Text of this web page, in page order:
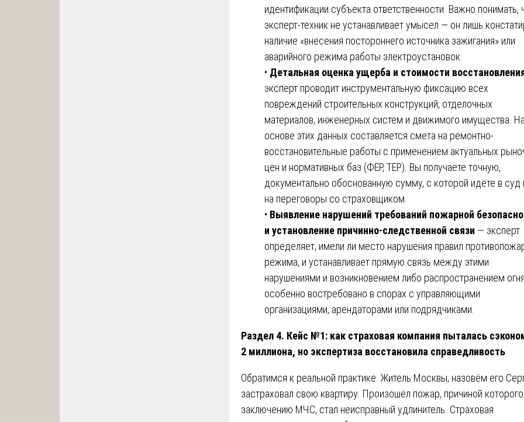
идентификации субъекта ответственности. Важно понимать,
эксперт-техник не устанавливает умысел — он лишь
наличие «внесения постороннего источника зажигания» или
аварийного режима работы электроустановок.
• Детальная оценка ущерба и стоимости
эксперт проводит инструментальную фиксацию всех
повреждений строительных конструкций, отделочных
материалов, инженерных систем и движимого имущества. На
основе этих данных составляется смета на ремонтно-
восстановительные работы с применением актуальных
цен и нормативных баз (ФЕР, ТЕР). Вы получаете точную,
документально обоснованную сумму, с которой идёте в суд
на переговоры со страховщиком.
• Выявление нарушений требований пожарной
и установление причинно-следственной связи — эксперт
определяет, имели ли место нарушения правил
режима, и устанавливает прямую связь между этими
нарушениями и возникновением либо распространением
особенно востребовано в спорах с управляющими
организациями, арендаторами или подрядчиками.
Раздел 4. Кейс №1: как страховая компания пыталась
2 миллиона, но экспертиза восстановила справедливость
Обратимся к реальной практике. Житель Москвы, назовём его
застраховал свою квартиру. Произошёл пожар, причиной
заключению МЧС, стал неисправный удлинитель. Страховая